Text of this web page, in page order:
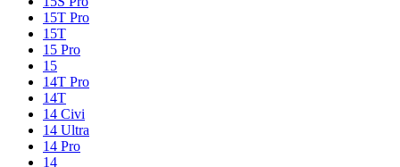
15T Pro
15T
15 Pro
15
14T Pro
14T
14 Civi
14 Ultra
14 Pro
14